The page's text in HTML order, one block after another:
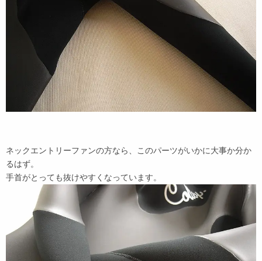
ネックエントリーファンの方なら、このパーツがいかに大事か分か
るはず。
手首がとっても抜けやすくなっています。